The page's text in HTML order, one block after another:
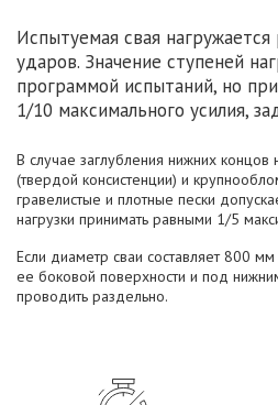
Испытуемая свая
ударов. Значение ступеней
программой испытаний, но
1/10 максимального усилия,
В случае заглубления нижних концов
(твердой консистенции) и
гравелистые и плотные пески
нагрузки принимать равными 1/5
Если диаметр сваи составляет 800
ее боковой поверхности и под
проводить раздельно.